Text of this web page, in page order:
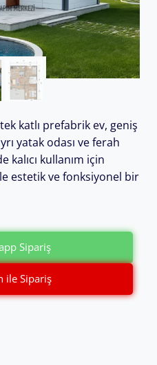
katlı prefabrik ev, geniş
yatak odası ve ferah
kalıcı kullanım için
estetik ve fonksiyonel bir
Sipariş
ile Sipariş